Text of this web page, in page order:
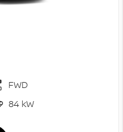
FWD
84 kW